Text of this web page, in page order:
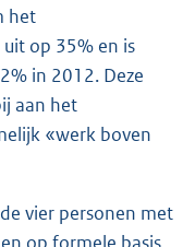
het
op 35% en is
in 2012. Deze
aan het
«werk boven
vier personen met